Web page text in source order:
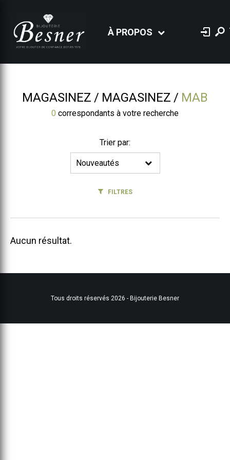
À PROPOS
MAGASINEZ MAGASINEZ MAB
0 correspondants à votre recherche
Trier par:
FILTRES
Aucun résultat.
Tous droits réservés 2026 - Bijouterie Besner